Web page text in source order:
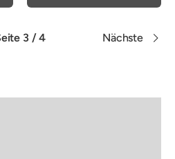
3 / 4 Nächste